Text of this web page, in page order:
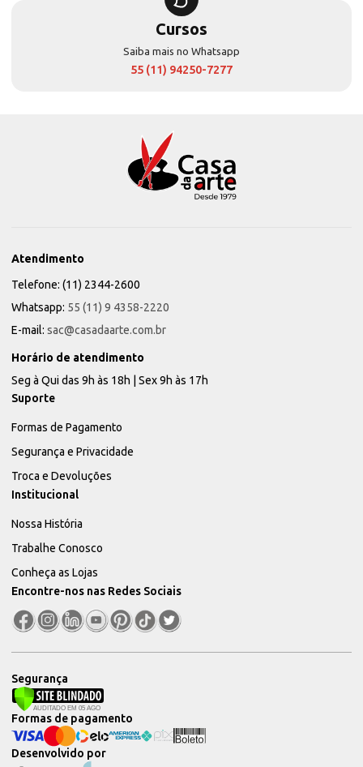
Cursos
Saiba mais no Whatsapp
55 (11) 94250-7277
Atendimento
Telefone: (11) 2344-2600
Whatsapp: 55 (11) 9 4358-2220
E-mail: sac@casadaarte.com.br
Horário de atendimento
Seg à Qui das 9h às 18h | Sex 9h às 17h
Suporte
Formas de Pagamento
Segurança e Privacidade
Troca e Devoluções
Institucional
Nossa História
Trabalhe Conosco
Conheça as Lojas
Encontre-nos nas Redes Sociais
Segurança
Desenvolvido por
Formas de pagamento